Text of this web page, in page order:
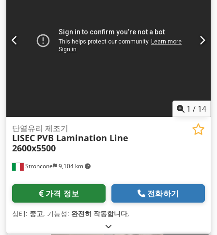
1 / 14
Stroncone 9,104 km
단열유리 제조기
LISEC PVB Lamination Line
2600x5500
가격 정보 전화하기
상태: 중고, 기능성: 완전히 작동합니다,